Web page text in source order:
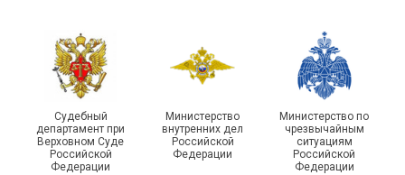
Чествование ветеранов
боевых действий
Подписано соглашение с
Судебный
департамент при
Верховном Суде
Российской
Федерации
Министерство
внутренних дел
Российской
Федерации
Министерство по
чрезвычайным
ситуациям
Российской
Федерации